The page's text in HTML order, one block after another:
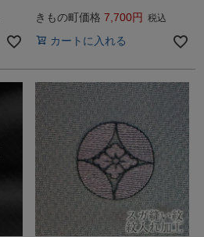
きもの町価格 7,700 税込
カートに入れる